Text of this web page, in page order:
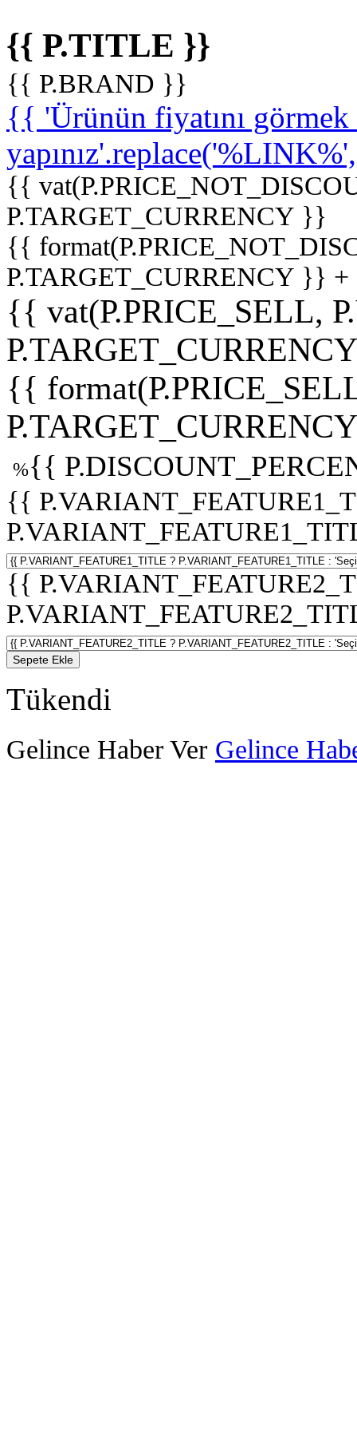
{{ P.TITLE }}
{{ P.BRAND }}
{{ 'Ürünün fiyatını
{{
P.TARGET_CURRENCY }}
{{
P.TARGET_CURRENCY }}
{{ vat(P.PRICE_SELL,
{{
%{{
{{
{{
Sepete Ekle
Tükendi
Gelince Haber Ver Gelince